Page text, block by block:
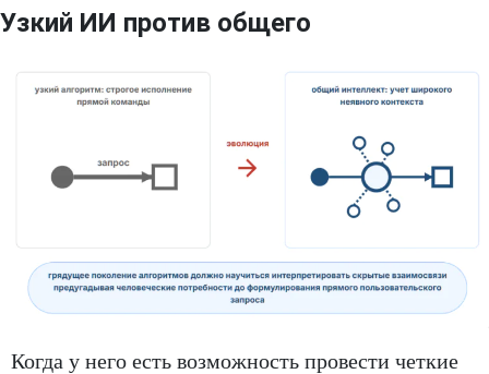
Узкий ИИ против общего
Когда у него есть возможность провести четкие